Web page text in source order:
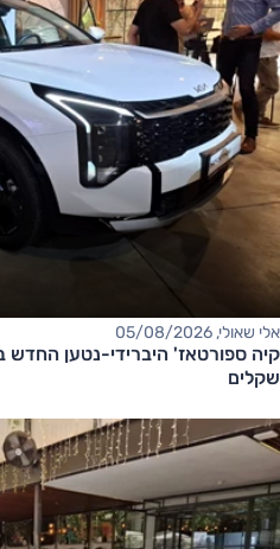
אלי שאולי, 05/08/2026
שקלים